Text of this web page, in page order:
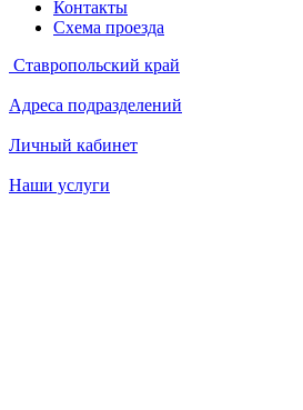
Контакты
Схема проезда
Ставропольский край
Адреса подразделений
Личный кабинет
Наши услуги